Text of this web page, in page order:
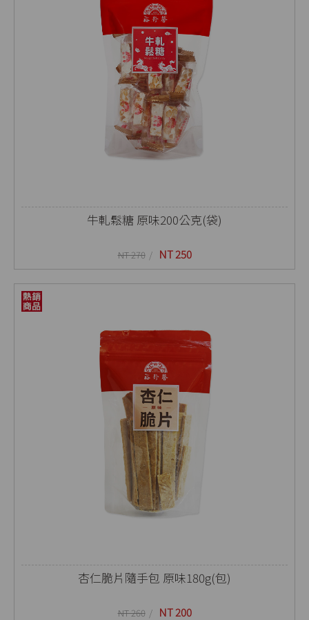
牛軋鬆糖 原味200公克(袋)
NT 270 NT 250
杏仁脆片隨手包 原味180g(包)
NT 260 NT 200